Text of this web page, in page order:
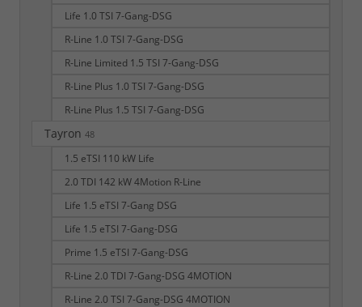
Life 1.0 TSI 7-Gang-DSG
R-Line 1.0 TSI 7-Gang-DSG
R-Line Limited 1.5 TSI 7-Gang-DSG
R-Line Plus 1.0 TSI 7-Gang-DSG
R-Line Plus 1.5 TSI 7-Gang-DSG
Tayron 48
1.5 eTSI 110 kW Life
2.0 TDI 142 kW 4Motion R-Line
Life 1.5 eTSI 7-Gang DSG
Life 1.5 eTSI 7-Gang-DSG
Prime 1.5 eTSI 7-Gang-DSG
R-Line 2.0 TDI 7-Gang-DSG 4MOTION
R-Line 2.0 TSI 7-Gang-DSG 4MOTION